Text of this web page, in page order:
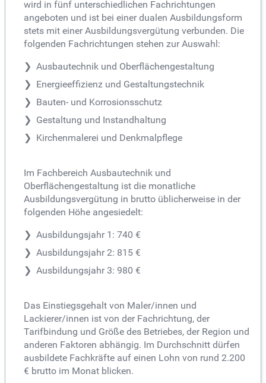
wird in fünf unterschiedlichen Fachrichtungen
angeboten und ist bei einer dualen Ausbildungsform
stets mit einer Ausbildungsvergütung verbunden. Die
folgenden Fachrichtungen stehen zur Auswahl:
Ausbautechnik und Oberflächengestaltung
Energieeffizienz und Gestaltungstechnik
Bauten- und Korrosionsschutz
Gestaltung und Instandhaltung
Kirchenmalerei und Denkmalpflege
Im Fachbereich Ausbautechnik und
Oberflächengestaltung ist die monatliche
Ausbildungsvergütung in brutto üblicherweise in der
folgenden Höhe angesiedelt:
Ausbildungsjahr 1: 740 €
Ausbildungsjahr 2: 815 €
Ausbildungsjahr 3: 980 €
Das Einstiegsgehalt von Maler/innen und
Lackierer/innen ist von der Fachrichtung, der
Tarifbindung und Größe des Betriebes, der Region und
anderen Faktoren abhängig. Im Durchschnitt dürfen
ausbildete Fachkräfte auf einen Lohn von rund 2.200
€ brutto im Monat blicken.